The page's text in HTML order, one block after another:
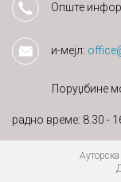
Опште
и-мејл:
Поруџбине
радно време: 8.30 -